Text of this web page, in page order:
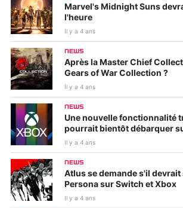
Marvel's Midnight Suns
l'heure
Il y a 4 ans
NEWS
Après la Master Chief
Gears of War Collection ?
Il y a 4 ans
NEWS
Une nouvelle fonctionnalité
pourrait bientôt débarquer
Il y a 4 ans
NEWS
Atlus se demande s'il
Persona sur Switch et Xbox
Il y a 4 ans